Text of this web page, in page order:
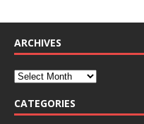
ARCHIVES
CATEGORIES